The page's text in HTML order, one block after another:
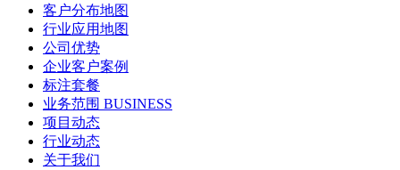
客户分布地图
行业应用地图
公司优势
企业客户案例
标注套餐
业务范围 BUSINESS
项目动态
行业动态
关于我们